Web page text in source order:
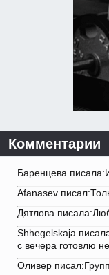
Комментарии
Баренцева
Afanasev
Дятлова
Shhegelskaja
с вечера готовлю
Оливер